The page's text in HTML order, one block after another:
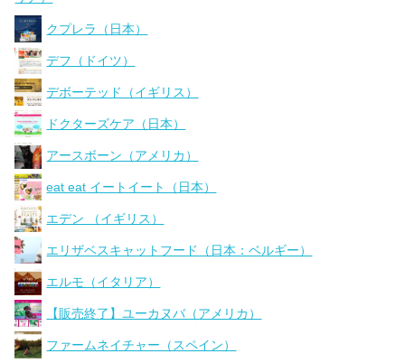
クプレラ（日本）
デフ（ドイツ）
デボーテッド（イギリス）
ドクターズケア（日本）
アースボーン（アメリカ）
eat eat イートイート（日本）
エデン （イギリス）
エリザベスキャットフード（日本：ベルギー）
エルモ（イタリア）
【販売終了】ユーカヌバ（アメリカ）
ファームネイチャー（スペイン）